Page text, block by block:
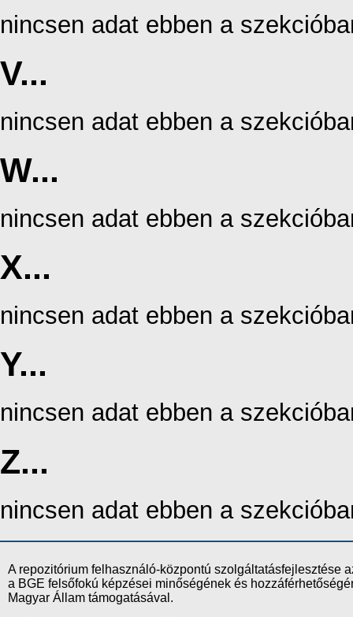
nincsen adat ebben a
V...
nincsen adat ebben a
W...
nincsen adat ebben a
X...
nincsen adat ebben a
Y...
nincsen adat ebben a
Z...
nincsen adat ebben a
A repozitórium felhasználó-központú szolgáltatásfejlesztése
a BGE felsőfokú képzései minőségének és
Magyar Állam támogatásával.